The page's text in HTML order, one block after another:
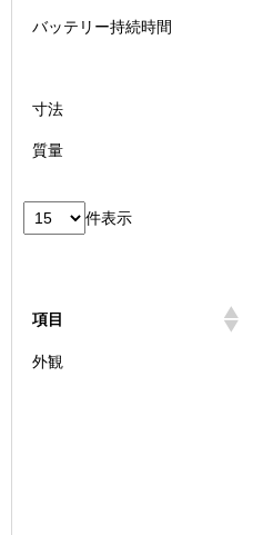
バッテリー持続時間
寸法
質量
件表示
項目
項目
外観